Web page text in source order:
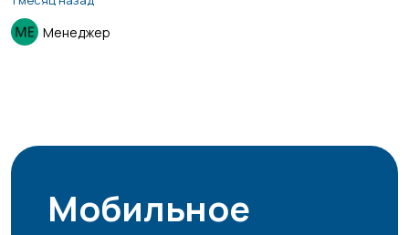
Менеджер
Мобильное